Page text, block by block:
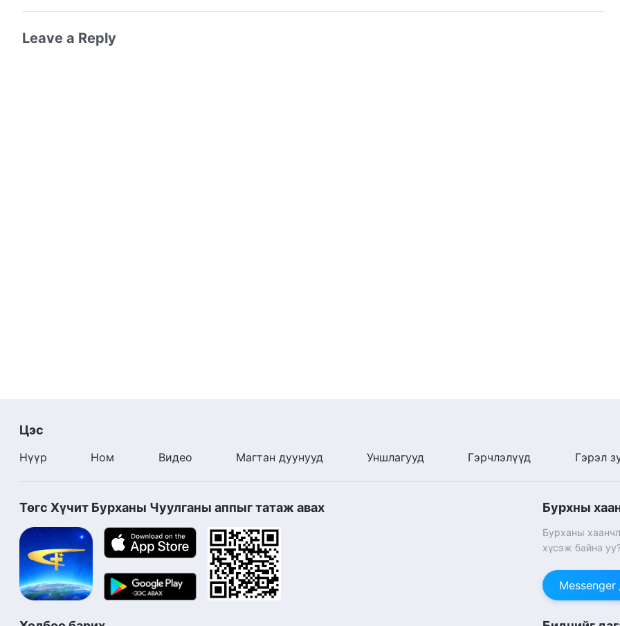
Leave a Reply
Цэс
Нүүр Ном Видео Магтан дуунууд Уншлагууд Гэрчлэлүүд Гэрэл
Төгс Хүчит Бурханы Чуулганы аппыг татаж авах Бурхны
Бурханы
хүсэж байна